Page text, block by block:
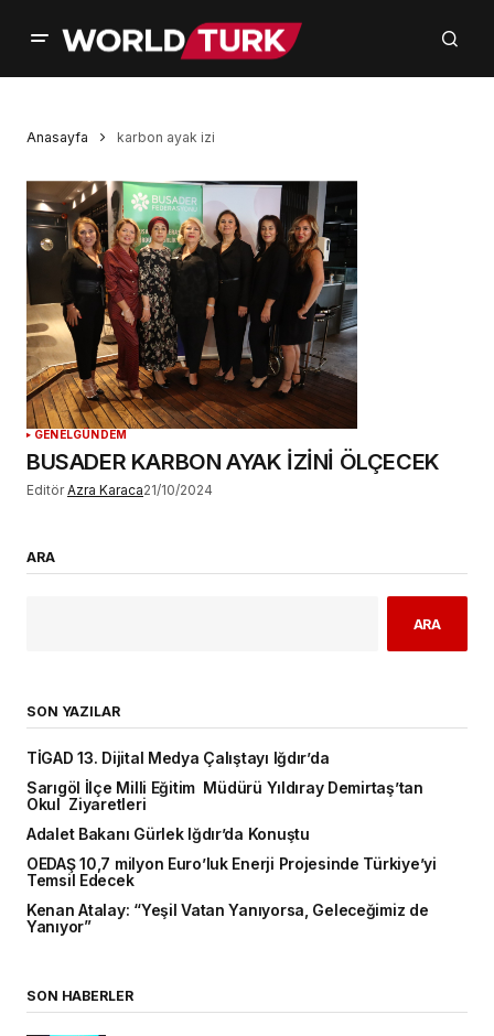
Anasayfa karbon ayak izi
GENELGÜNDEM
BUSADER KARBON AYAK İZİNİ ÖLÇECEK
Editör Azra Karaca21/10/2024
ARA
ARA
SON YAZILAR
TİGAD 13. Dijital Medya Çalıştayı Iğdır’da
Sarıgöl İlçe Milli Eğitim Müdürü Yıldıray Demirtaş’tan
Okul Ziyaretleri
Adalet Bakanı Gürlek Iğdır’da Konuştu
OEDAŞ 10,7 milyon Euro’luk Enerji Projesinde Türkiye’yi
Temsil Edecek
Kenan Atalay: “Yeşil Vatan Yanıyorsa, Geleceğimiz de
Yanıyor”
SON HABERLER